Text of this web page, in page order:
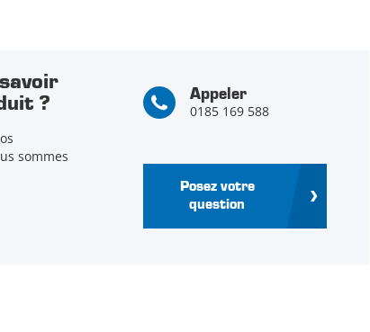
?
sommes
Appeler
0185 169 588
Posez votre
question